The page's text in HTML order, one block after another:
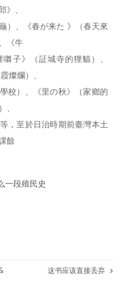
》、
）、《春が来た 》（春天來
《牛
子》（証城寺的狸貓）、
燦爛）、
校）、《里の秋》（家鄉的
、
，至於日治時期前臺灣本土
餘
一段殖民史
这书应该直接丢弃